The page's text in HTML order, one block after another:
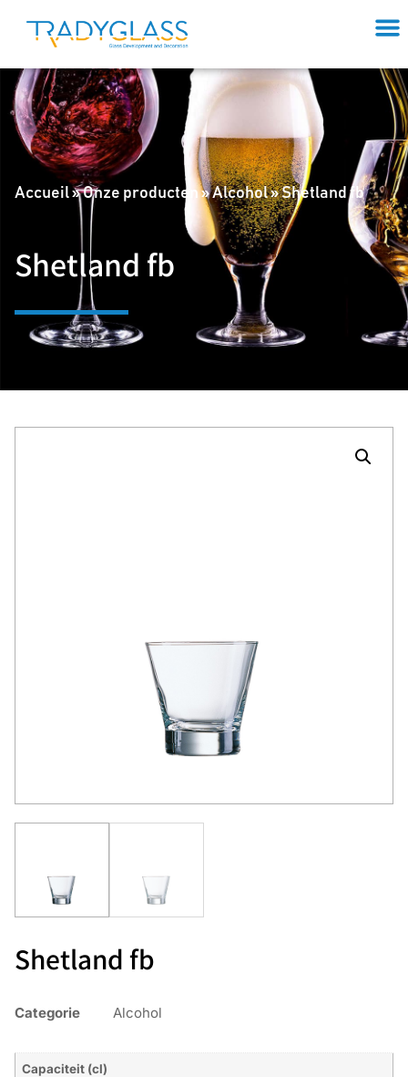
Accueil»Onze producten»Alcohol»Shetland fb
Shetland fb
Shetland fb
Categorie Alcohol
Capaciteit (cl)